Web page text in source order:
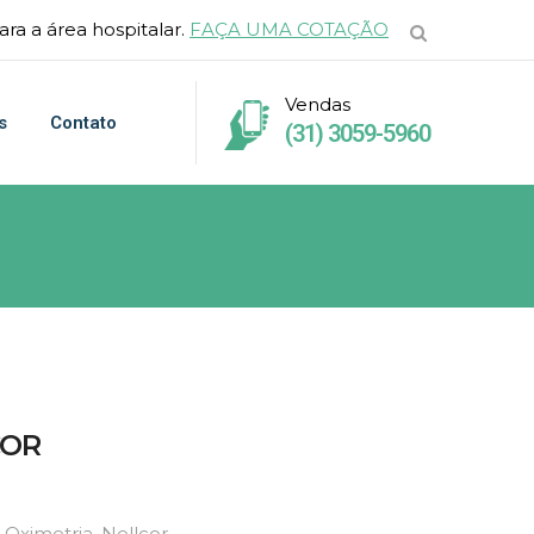
a área hospitalar. FAÇA UMA COTAÇÃO
Contato
Vendas
(31) 3059-5960